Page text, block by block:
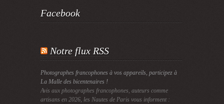
Facebook
Notre flux RSS
Photographes francophones à vos appareils, participez à
La Malle des bicentenaires !
Avis aux photographes francophones, auteurs comme
artisans en 2026, les Nautes de Paris vous informent :